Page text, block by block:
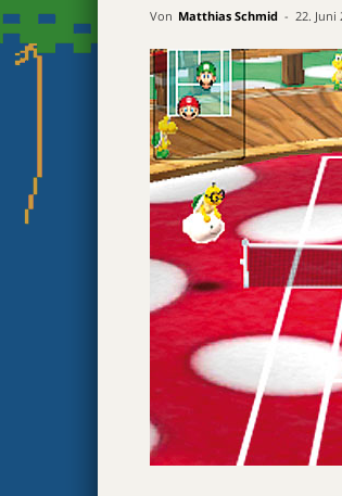
Von Matthias Schmid - 22. Juni